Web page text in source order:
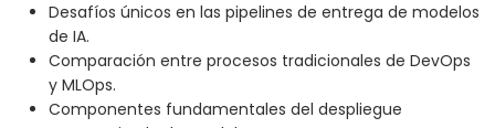
Desafíos únicos en las pipelines de entrega de modelos
de IA.
Comparación entre procesos tradicionales de DevOps
y MLOps.
Componentes fundamentales del despliegue